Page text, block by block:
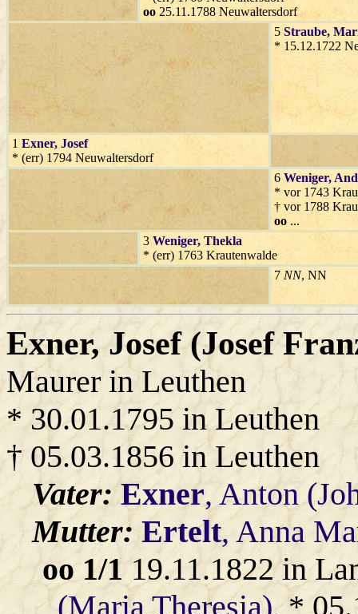
oo 25.11.1788 Neuwaltersdorf
5 Straube,
* 15.12.1722
1 Exner, Josef
* (err) 1794 Neuwaltersdorf
6 Weniger,
* vor 1743
† vor 1788
oo ...
3 Weniger, Thekla
* (err) 1763 Krautenwalde
7 NN, NN
Exner, Josef (Josef
Maurer in Leuthen
* 30.01.1795 in Leuthen
† 05.03.1856 in Leuthen
Vater:Exner, Anton
Mutter:Ertelt, Anna
oo 1/1 19.11.1822 in
(Maria Theresia), *